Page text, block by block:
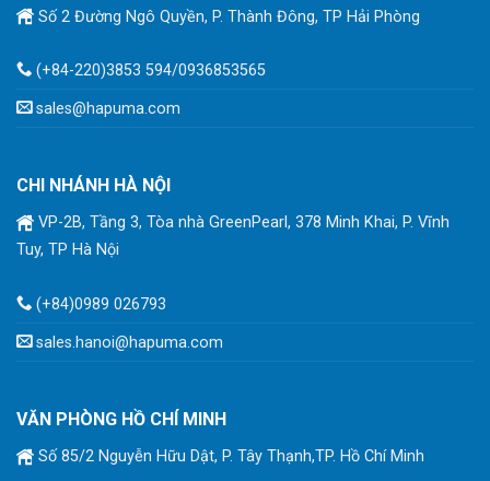
Số 2 Đường Ngô Quyền, P. Thành Đông, TP Hải Phòng
(+84-220)3853 594/0936853565
sales@hapuma.com
CHI NHÁNH HÀ NỘI
VP-2B, Tầng 3, Tòa nhà GreenPearl, 378 Minh Khai, P. Vĩnh
Tuy, TP Hà Nội
(+84)0989 026793
sales.hanoi@hapuma.com
VĂN PHÒNG HỒ CHÍ MINH
Số 85/2 Nguyễn Hữu Dật, P. Tây Thạnh,TP. Hồ Chí Minh